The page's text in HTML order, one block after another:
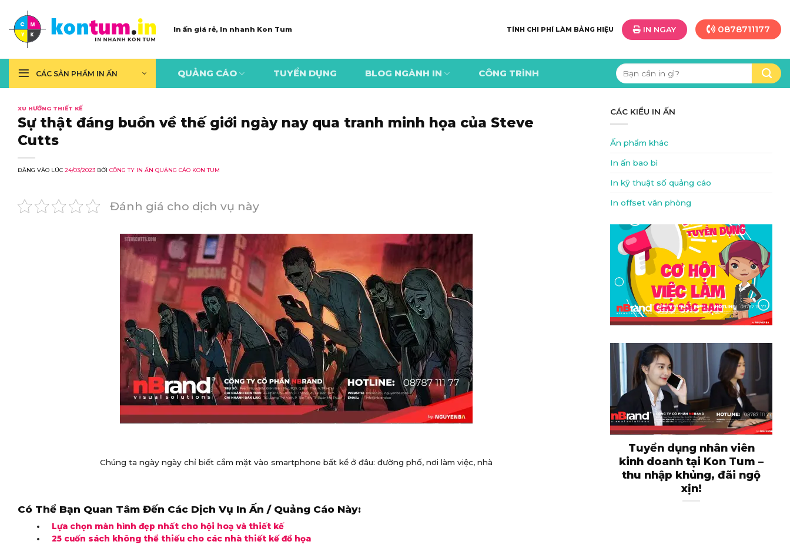
content
In ấn giá rẻ, In nhanh Kon Tum TÍNH CHI PHÍ LÀM BẢNG HIỆU IN NGAY 0878711177
CÁC SẢN PHẨM IN ẤN QUẢNG CÁO TUYỂN DỤNG BLOG NGÀNH IN CÔNG TRÌNH
Tìm
kiếm:
XU HƯỚNG THIẾT KẾ
Sự thật đáng buồn về thế giới ngày nay qua tranh minh họa của Steve
Cutts
ĐĂNG VÀO LÚC 24/03/2023 BỞI CÔNG TY IN ẤN QUẢNG CÁO KON TUM
Đánh giá cho dịch vụ này
Chúng ta ngày ngày chỉ biết cắm mặt vào smartphone bất kể ở đâu: đường phố, nơi làm việc, nhà
Có Thể Bạn Quan Tâm Đến Các Dịch Vụ In Ấn / Quảng Cáo Này:
Lựa chọn màn hình đẹp nhất cho hội hoạ và thiết kế
25 cuốn sách không thể thiếu cho các nhà thiết kế đồ họa
CÁC KIỂU IN ẤN
Ấn phẩm khác
In ấn bao bì
In kỹ thuật số quảng cáo
In offset văn phòng
Tuyển dụng nhân viên
kinh doanh tại Kon Tum –
thu nhập khủng, đãi ngộ
xịn!